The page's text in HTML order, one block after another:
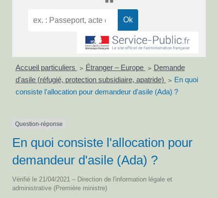
Accueil particuliers > Étranger – Europe > Demande
d'asile (réfugié, protection subsidiaire, apatride)
> En quoi
consiste l'allocation pour demandeur d'asile (Ada) ?
Question-réponse
En quoi consiste l'allocation pour
demandeur d'asile (Ada) ?
Vérifié le 21/04/2021 – Direction de l'information légale et
administrative (Première ministre)